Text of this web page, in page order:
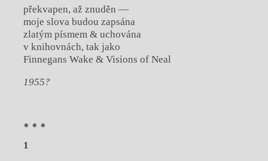
překvapen, až znuděn —
moje slova budou zapsána
zlatým písmem & uchována
v knihovnách, tak jako
Finnegans Wake & Visions of Neal
1955?
* * *
1